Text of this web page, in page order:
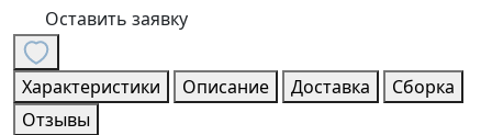
Оставить заявку
Характеристики Описание Доставка
Сборка
Отзывы